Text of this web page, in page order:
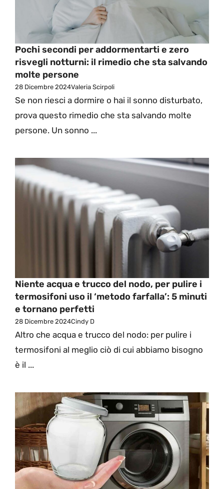
Pochi secondi per addormentarti e zero
risvegli notturni: il rimedio che sta salvando
molte persone
28 Dicembre 2024Valeria Scirpoli
Se non riesci a dormire o hai il sonno disturbato,
prova questo rimedio che sta salvando molte
persone. Un sonno ...
Niente acqua e trucco del nodo, per pulire i
termosifoni uso il ‘metodo farfalla’: 5 minuti
e tornano perfetti
28 Dicembre 2024Cindy D
Altro che acqua e trucco del nodo: per pulire i
termosifoni al meglio ciò di cui abbiamo bisogno
è il ...